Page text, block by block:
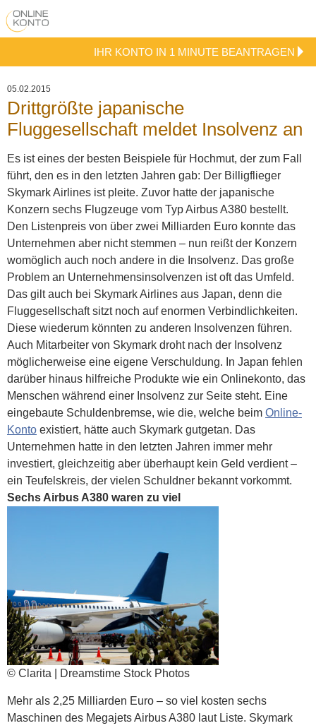
IHR KONTO IN 1 MINUTE BEANTRAGEN
05.02.2015
Drittgrößte japanische
Fluggesellschaft meldet Insolvenz an
Es ist eines der besten Beispiele für Hochmut, der zum Fall
führt, den es in den letzten Jahren gab: Der Billigflieger
Skymark Airlines ist pleite. Zuvor hatte der japanische
Konzern sechs Flugzeuge vom Typ Airbus A380 bestellt.
Den Listenpreis von über zwei Milliarden Euro konnte das
Unternehmen aber nicht stemmen – nun reißt der Konzern
womöglich auch noch andere in die Insolvenz. Das große
Problem an Unternehmensinsolvenzen ist oft das Umfeld.
Das gilt auch bei Skymark Airlines aus Japan, denn die
Fluggesellschaft sitzt noch auf enormen Verbindlichkeiten.
Diese wiederum könnten zu anderen Insolvenzen führen.
Auch Mitarbeiter von Skymark droht nach der Insolvenz
möglicherweise eine eigene Verschuldung. In Japan fehlen
darüber hinaus hilfreiche Produkte wie ein Onlinekonto, das
Menschen während einer Insolvenz zur Seite steht. Eine
eingebaute Schuldenbremse, wie die, welche beim Online-
Konto existiert, hätte auch Skymark gutgetan. Das
Unternehmen hatte in den letzten Jahren immer mehr
investiert, gleichzeitig aber überhaupt kein Geld verdient –
ein Teufelskreis, der vielen Schuldner bekannt vorkommt.
Sechs Airbus A380 waren zu viel
© Clarita | Dreamstime Stock Photos
Mehr als 2,25 Milliarden Euro – so viel kosten sechs
Maschinen des Megajets Airbus A380 laut Liste. Skymark